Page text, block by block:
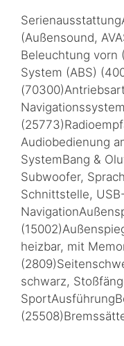
(Außensound,
Beleuchtung vorn
System (ABS)
Audiobedienung
SystemBang &
Subwoofer,
Schnittstelle,
heizbar, mit
schwarz,